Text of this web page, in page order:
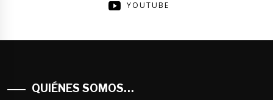
YOUTUBE
QUIÉNES SOMOS…